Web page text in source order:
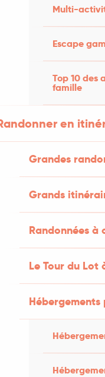
Multi-
Escape
Top 10 des
famille
en
Grandes
Grands
Randonnées
Le Tour du Lot
de-Faure
!